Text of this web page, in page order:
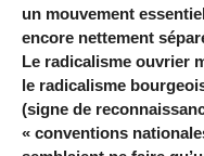
un mouvement
encore nettement
Le radicalisme ouvrier
le radicalisme
(signe de
« conventions